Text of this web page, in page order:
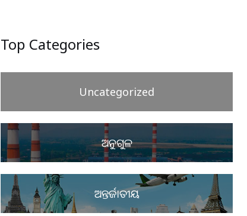
Top Categories
Uncategorized
ଅନୁଗୁଳ
ଅନ୍ତର୍ଜାତୀୟ